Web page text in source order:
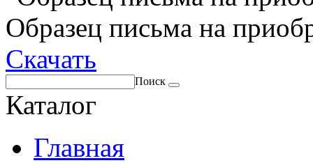
Образец письма на
Скачать
Поиск
Каталог
Главная